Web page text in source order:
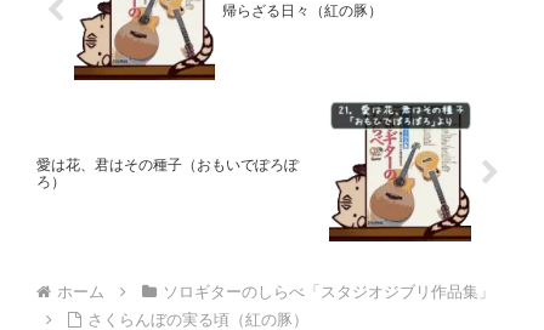
帰らざる日々（紅の豚）
愛は花、君はその種子（おもいでぽろぽ
ろ）
ホーム
ソロギターのしらべ「スタジオジブリ作品集」
さくらんぼの実る頃（紅の豚）